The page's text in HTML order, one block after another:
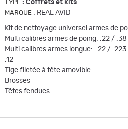
TYPE : Coffrets et kits
MARQUE : REAL AVID
Kit de nettoyage universel armes de
Multi calibres armes de poing: .22 /
Multi calibres armes longue: .22 /
.12
Tige filetée à tête amovible
Brosses
Têtes fendues